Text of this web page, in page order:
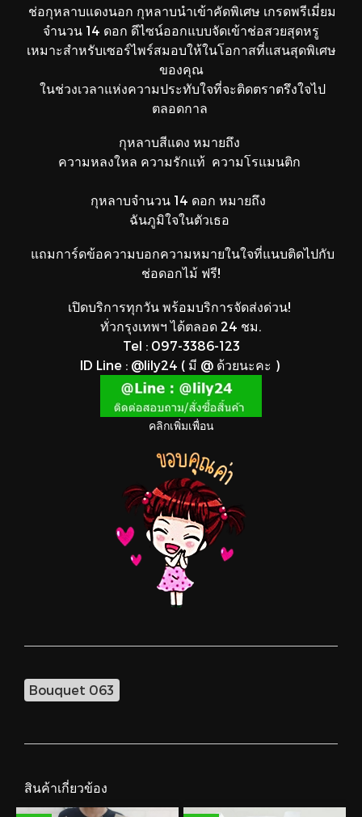
ช่อกุหลาบแดงนอก กุหลาบนำเข้าคัดพิเศษ เกรดพรีเมี่ยม
จำนวน 14 ดอก ดีไซน์ออกแบบจัดเข้าช่อสวยสุดหรู
เหมาะสำหรับเซอร์ไพร์สมอบให้ในโอกาสที่แสนสุดพิเศษ
ของคุณ
ในช่วงเวลาแห่งความประทับใจที่จะติดตราตรึงใจไป
ตลอดกาล
กุหลาบสีแดง หมายถึง
ความหลงใหล ความรักแท้ ความโรแมนติก
กุหลาบจำนวน 14 ดอก หมายถึง
ฉันภูมิใจในตัวเธอ
แถมการ์ดข้อความบอกความหมายในใจที่แนบติดไปกับ
ช่อดอกไม้ ฟรี!
เปิดบริการทุกวัน พร้อมบริการจัดส่งด่วน!
ทั่วกรุงเทพฯ ได้ตลอด 24 ชม.
Tel : 097-3386-123
ID Line : @lily24 ( มี @ ด้วยนะคะ )
คลิกเพิ่มเพื่อน
Bouquet 063
สินค้าเกี่ยวข้อง